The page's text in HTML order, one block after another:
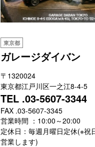
東京都
ガレージダイバン
〒1320024
東京都江戸川区一之江8-4-5
TEL .03-5607-3344
FAX .03-5607-3345
営業時間 ：10:00～20:00
定休日：毎週月曜日定休(※祝
営業します)